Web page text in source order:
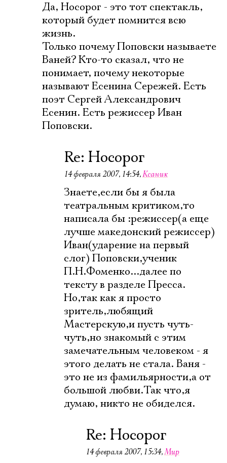
Да, Носорог - это тот спектакль,
который будет помнится всю
жизнь.
Только почему Поповски называете
Ваней? Кто-то сказал, что не
понимает, почему некоторые
называют Есенина Сережей. Есть
поэт Сергей Александрович
Есенин. Есть режиссер Иван
Поповски.
Re: Носорог
14 февраля 2007, 14:54,Ксаник
Знаете,если бы я была
театральным критиком,то
написала бы :режиссер(а еще
лучше македонский режиссер)
Иван(ударение на первый
слог) Поповски,ученик
П.Н.Фоменко...далее по
тексту в разделе Пресса.
Но,так как я просто
зритель,любящий
Мастерскую,и пусть чуть-
чуть,но знакомый с этим
замечательным человеком - я
этого делать не стала. Ваня -
это не из фамильярности,а от
большой любви.Так что,я
думаю, никто не обиделся.
Re: Носорог
14 февраля 2007, 15:34,Мир